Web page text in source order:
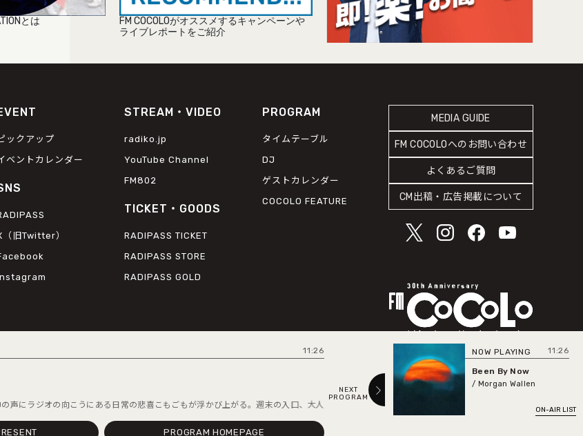
11:26
ジオの向こうにある日常の悲喜こもごもが浮かび上がる。週末の入口、大人の好奇心を誘う時間を光永亮太が演出します。
NEXT
PROGRAM
PROGRAM HOMEPAGE
PREV
次の世代＝“私た
NOW PLAYING 11:26
Been By Now
/ Morgan Wallen
ON-AIR LIST
とは
FM COCOLOがオススメするキャンペーンや
ライブレポートをご紹介
ックアップ
ベントカレンダー
（旧Twitter）
STREAM・VIDEO
radiko.jp
YouTube Channel
FM802
TICKET・GOODS
RADIPASS TICKET
RADIPASS STORE
RADIPASS GOLD
PROGRAM
タイムテーブル
DJ
ゲストカレンダー
COCOLO FEATURE
MEDIA GUIDE
FM COCOLOへのお問い合わせ
よくあるご質問
CM出稿・広告掲載について
© 2026 FM COCOLO